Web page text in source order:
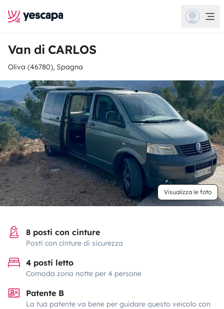
Van di CARLOS
Oliva (46780), Spagna
Visualizza le foto
8 posti con cinture
Posti con cinture di sicurezza
4 posti letto
Comoda zona notte per 4 persone
Patente B
La tua patente va bene per guidare questo veicolo con